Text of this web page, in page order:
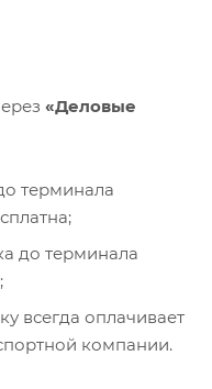
«Деловые
терминала
до терминала
всегда оплачивает
компании.